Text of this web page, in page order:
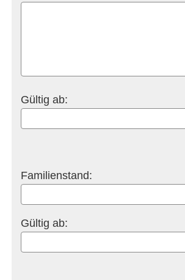
Gültig ab:
Familienstand:
Gültig ab: